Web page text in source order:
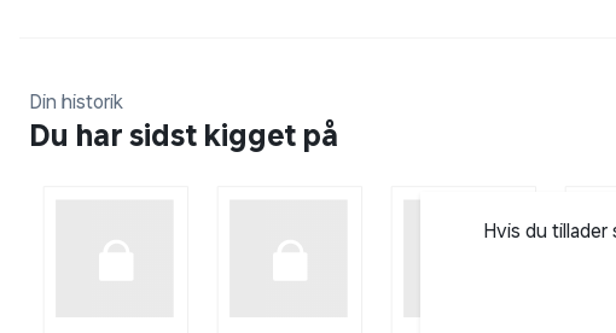
Din historik
Du har sidst kigget på
Hvis du